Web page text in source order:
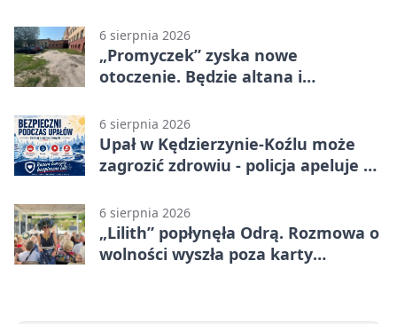
6 sierpnia 2026
„Promyczek” zyska nowe
otoczenie. Będzie altana i
6 sierpnia 2026
Upał w Kędzierzynie-Koźlu może
zagrozić zdrowiu - policja apeluje o
6 sierpnia 2026
„Lilith” popłynęła Odrą. Rozmowa o
wolności wyszła poza karty